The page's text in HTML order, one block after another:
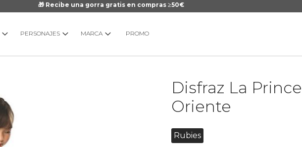
🎁 Recibe una gorra gratis en compras ≥50€
PERSONAJES MARCA PROMO
Disfraz La
Oriente
Rubies
galería